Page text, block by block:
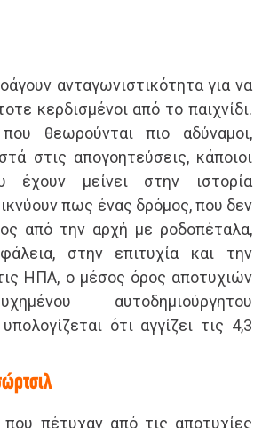
ανταγωνιστικότητα για να
κερδισμένοι από το παιχνίδι.
θεωρούνται πιο αδύναμοι,
στις απογοητεύσεις, κάποιοι
έχουν μείνει στην ιστορία
πως ένας δρόμος, που δεν
από την αρχή με ροδοπέταλα,
στην επιτυχία και την
ΗΠΑ, ο μέσος όρος αποτυχιών
αυτοδημιούργητου
ότι αγγίζει τις 4,3
που πέτυχαν από τις αποτυχίες